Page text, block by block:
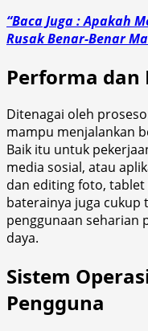
“Baca Juga : Apakah
Rusak Benar-Benar
Performa dan
Ditenagai oleh
mampu menjalankan
Baik itu untuk
media sosial, atau
dan editing foto,
baterainya juga cukup
penggunaan seharian
daya.
Sistem
Pengguna